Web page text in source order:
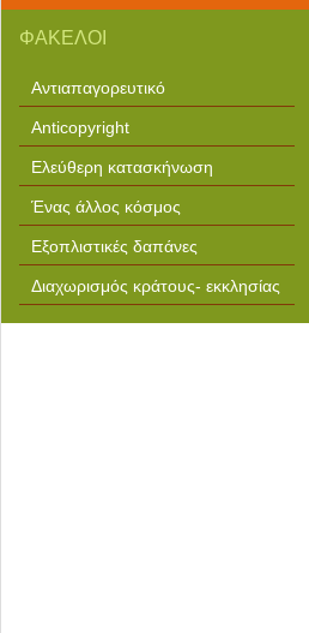
ΦΑΚΕΛΟΙ
Αντιαπαγορευτικό
Anticopyright
Ελεύθερη κατασκήνωση
Ένας άλλος κόσμος
Εξοπλιστικές δαπάνες
Διαχωρισμός κράτους- εκκλησίας